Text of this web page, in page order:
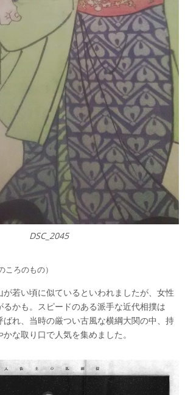
DSC_2045
ろのもの）
が若い頃に似ているといわれましたが、女性
るかも。スピードのある派手な近代相撲は
ばれ、当時の厳つい古風な横綱大関の中、持
な取り口で人気を集めました。